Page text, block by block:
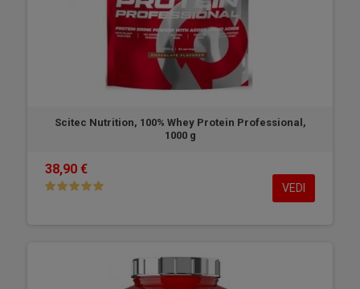
Scitec Nutrition, 100% Whey Protein Professional,
1000 g
38,90 €
VEDI